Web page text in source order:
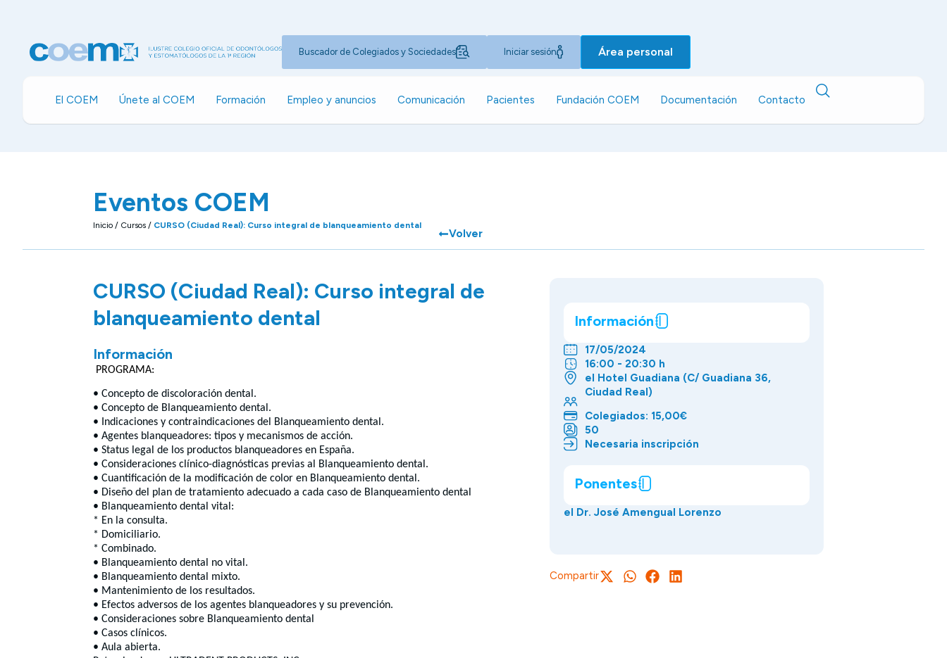
Buscador de Colegiados y Sociedades Iniciar sesión Área personal
El COEM Únete al COEM Formación Empleo y anuncios Comunicación Pacientes Fundación COEM Documentación Contacto
Eventos COEM
Inicio / Cursos / CURSO (Ciudad Real): Curso integral de blanqueamiento dental
Volver
CURSO (Ciudad Real): Curso integral de
blanqueamiento dental
Información
PROGRAMA:
• Concepto de discoloración dental.
• Concepto de Blanqueamiento dental.
• Indicaciones y contraindicaciones del Blanqueamiento dental.
• Agentes blanqueadores: tipos y mecanismos de acción.
• Status legal de los productos blanqueadores en España.
• Consideraciones clínico-diagnósticas previas al Blanqueamiento dental.
• Cuantificación de la modificación de color en Blanqueamiento dental.
• Diseño del plan de tratamiento adecuado a cada caso de Blanqueamiento dental
• Blanqueamiento dental vital:
* En la consulta.
* Domiciliario.
* Combinado.
• Blanqueamiento dental no vital.
• Blanqueamiento dental mixto.
• Mantenimiento de los resultados.
• Efectos adversos de los agentes blanqueadores y su prevención.
• Consideraciones sobre Blanqueamiento dental
• Casos clínicos.
• Aula abierta.
Información
17/05/2024
16:00 - 20:30 h
el Hotel Guadiana (C/ Guadiana 36,
Ciudad Real)
Colegiados: 15,00€
50
Necesaria inscripción
Ponentes
el Dr. José Amengual Lorenzo
Compartir